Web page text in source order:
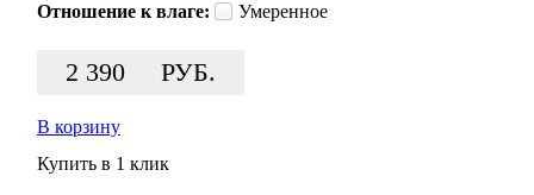
Отношение к влаге:
Умеренное
2 390 РУБ.
В корзину
Купить в 1 клик